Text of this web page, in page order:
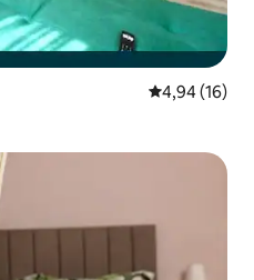
Évaluation
4,94 (16)